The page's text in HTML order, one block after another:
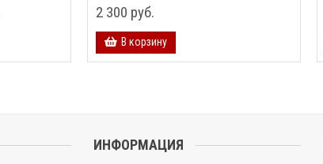
2 300 руб.
В корзину
ИНФОРМАЦИЯ